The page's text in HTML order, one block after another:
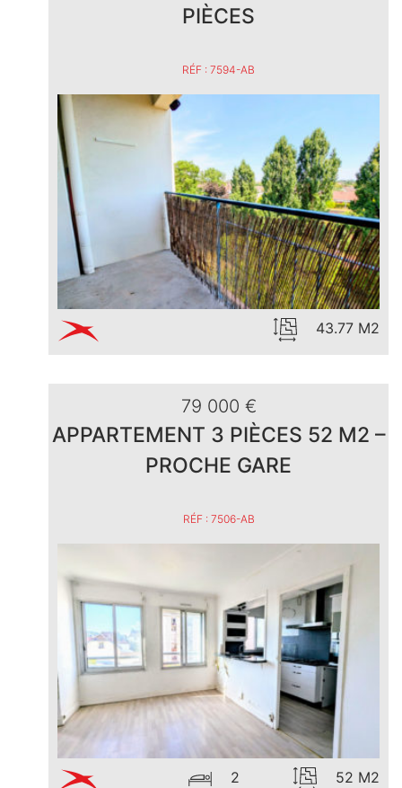
PIÈCES
RÉF : 7594-AB
43.77 M2
79 000 €
APPARTEMENT 3 PIÈCES 52 M2 –
PROCHE GARE
RÉF : 7506-AB
2 52 M2